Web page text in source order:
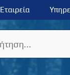
Εταιρεία